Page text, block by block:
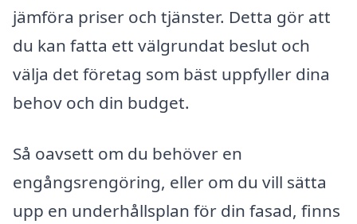
jämföra priser och tjänster. Detta gör att
du kan fatta ett välgrundat beslut och
välja det företag som bäst uppfyller dina
behov och din budget.
Så oavsett om du behöver en
engångsrengöring, eller om du vill sätta
upp en underhållsplan för din fasad, finns